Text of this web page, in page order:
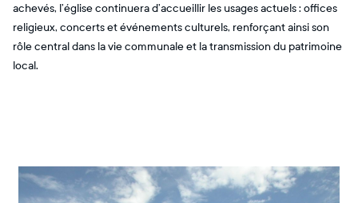
achevés, l’église continuera d’accueillir les usages actuels : offices
religieux, concerts et événements culturels, renforçant ainsi son
rôle central dans la vie communale et la transmission du patrimoine
local.